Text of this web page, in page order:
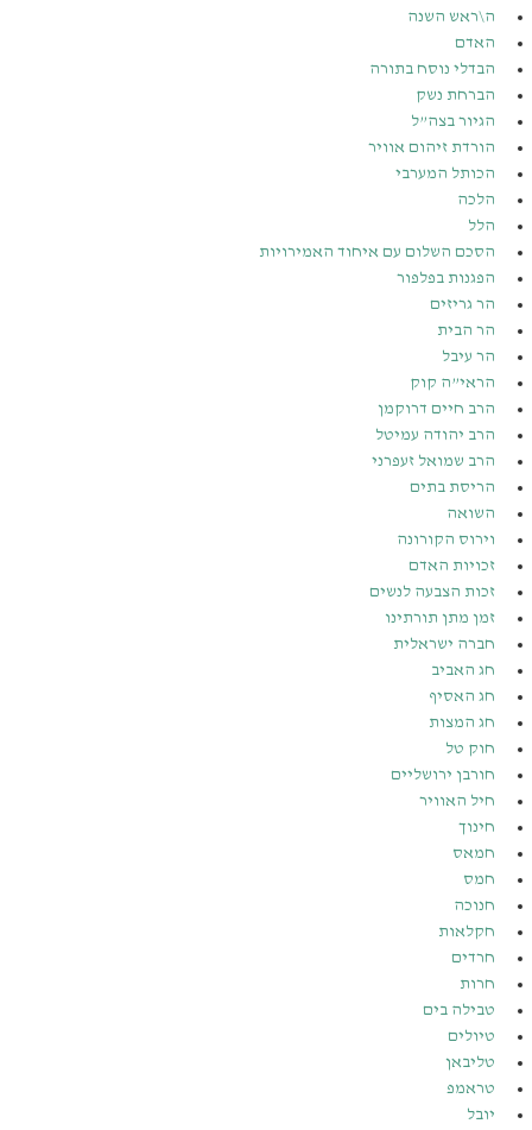
ה\ראש השנה
האדם
הבדלי נוסח בתורה
הברחת נשק
הגיור בצה”ל
הורדת זיהום אוויר
הכותל המערבי
הלכה
הלל
הסכם השלום עם איחוד האמירויות
הפגנות בפלפור
הר גריזים
הר הבית
הר עיבל
הראי”ה קוק
הרב חיים דרוקמן
הרב יהודה עמיטל
הרב שמואל זעפרני
הריסת בתים
השואה
וירוס הקורונה
זכויות האדם
זכות הצבעה לנשים
זמן מתן תורתינו
חברה ישראלית
חג האביב
חג האסיף
חג המצות
חוק טל
חורבן ירושליים
חיל האוויר
חינוך
חמאס
חמס
חנוכה
חקלאות
חרדים
חרות
טבילה בים
טיולים
טליבאן
טראמפ
יובל